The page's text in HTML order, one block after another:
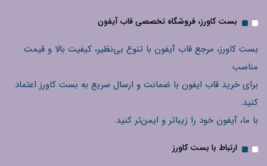
بست کاورز، فروشگاه تخصصی قاب آیفون
بست کاورز، مرجع قاب آیفون با تنوع بی‌نظیر، کیفیت بالا و قیمت
مناسب
برای خرید قاب ایفون با ضمانت و ارسال سریع به بست کاورز اعتماد
کنید.
با ما، آیفون خود را زیباتر و ایمن‌تر کنید.
ارتباط با بست کاورز